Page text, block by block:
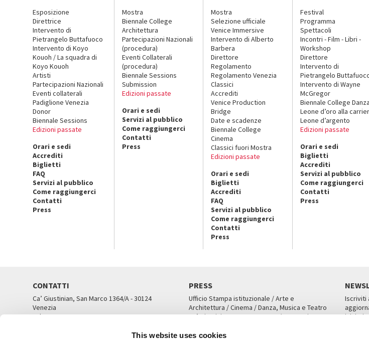
This website uses cookies
Esposizione
Direttrice
Intervento di
Pietrangelo Buttafuoco
Intervento di Koyo
Kouoh / La squadra di
Koyo Kouoh
Artisti
Partecipazioni Nazionali
Eventi collaterali
Padiglione Venezia
Donor
Biennale Sessions
Edizioni passate
Orari e sedi
Accrediti
Biglietti
FAQ
Servizi al pubblico
Come raggiungerci
Contatti
Press
Mostra
Biennale College
Architettura
Partecipazioni Nazionali
(procedura)
Eventi Collaterali
(procedura)
Biennale Sessions
Submission
Edizioni passate
Orari e sedi
Servizi al pubblico
Come raggiungerci
Contatti
Press
Mostra
Selezione ufficiale
Venice Immersive
Intervento di Alberto
Barbera
Direttore
Regolamento
Regolamento Venezia
Classici
Accrediti
Venice Production
Bridge
Date e scadenze
Biennale College
Cinema
Classici fuori Mostra
Edizioni passate
Orari e sedi
Biglietti
Accrediti
FAQ
Servizi al pubblico
Come raggiungerci
Contatti
Press
Festival
Programma
Spettacoli
Incontri - Film - Libri -
Workshop
Direttore
Intervento di
Pietrangelo
Intervento di Wayne
McGregor
Biennale College Danza
Leone d’oro alla
Leone d’argento
Edizioni passate
Orari e sedi
Biglietti
Accrediti
Servizi al pubblico
Come raggiungerci
Contatti
Press
CONTATTI
Ca’ Giustinian, San Marco 1364/A - 30124
Venezia
Tel. 041 5218711
PRESS
Ufficio Stampa istituzionale / Arte e
Architettura / Cinema / Danza, Musica e Teatro
Ca’ Giustinian, San Marco 1364/A, Venezia
UFFICI STAMPA
Iscriviti